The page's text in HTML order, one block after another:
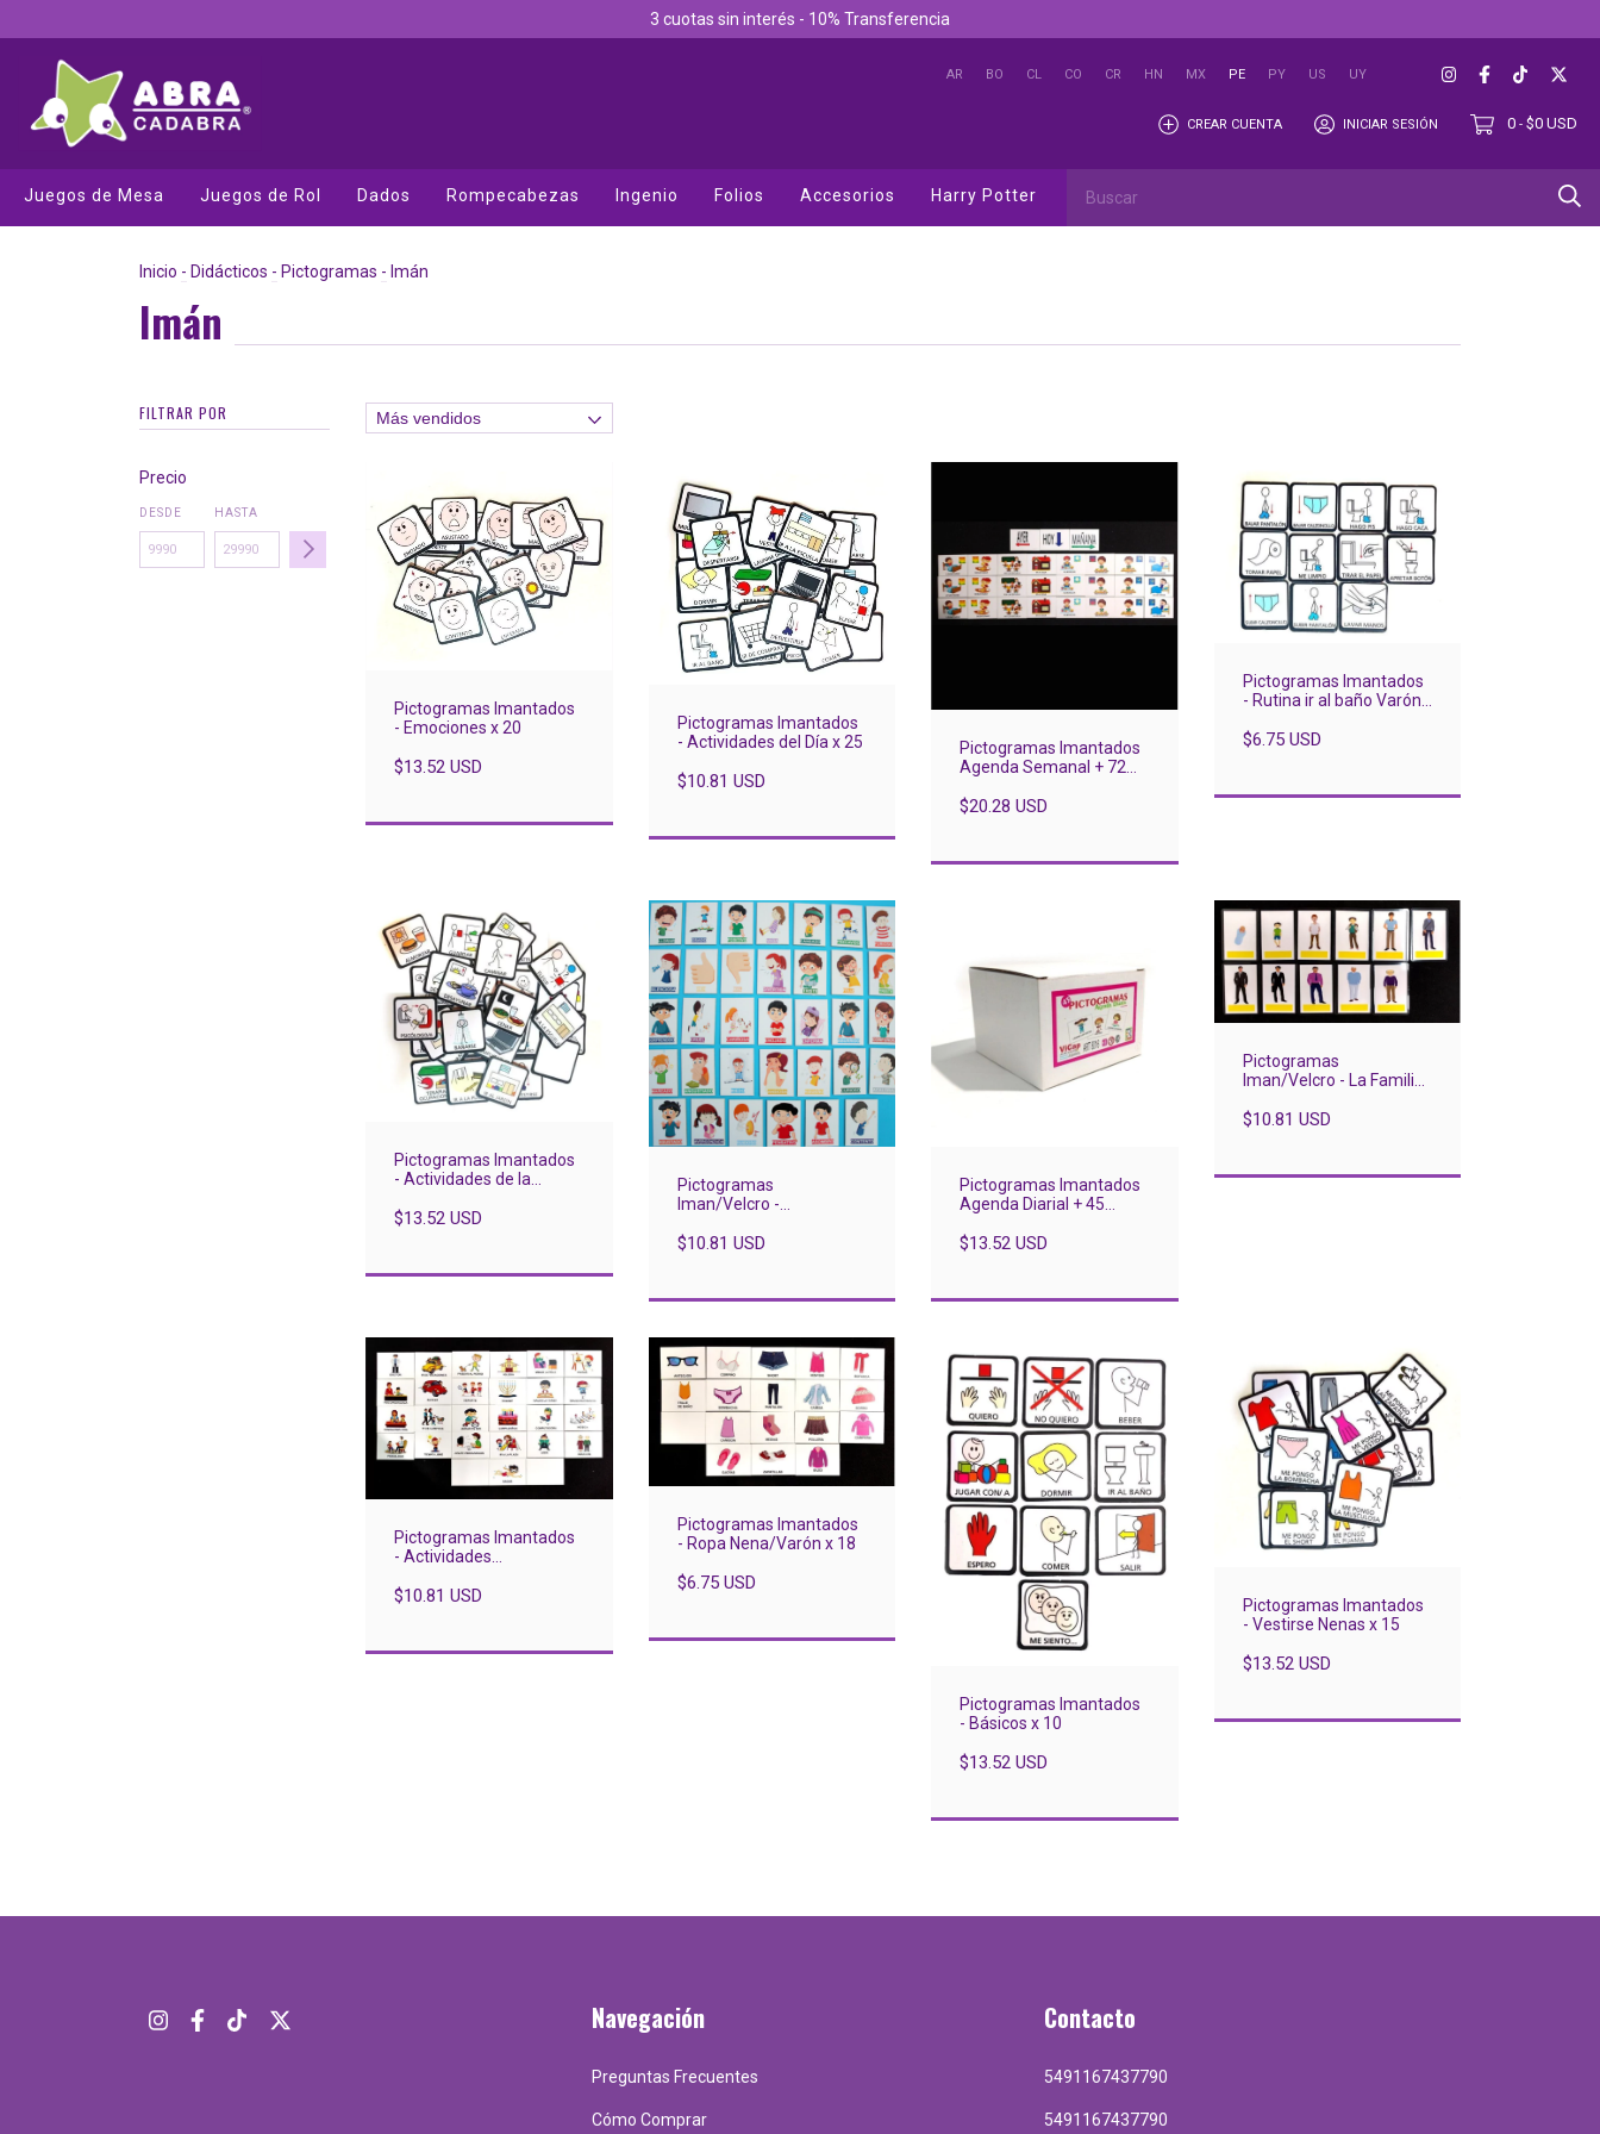
3 cuotas sin interés - 10% Transferencia
AR BO CL CO CR HN MX PE PY US UY
CREAR CUENTA INICIAR SESIÓN 0 - $0 USD
Juegos de Mesa Juegos de Rol Dados Rompecabezas Ingenio Folios Accesorios Harry Potter
Inicio - Didácticos - Pictogramas - Imán
Imán
FILTRAR POR
Precio
DESDE HASTA
Pictogramas Imantados
- Emociones x 20
$13.52 USD
Pictogramas Imantados
- Actividades del Día x 25
$10.81 USD
Pictogramas Imantados
Agenda Semanal + 72
$20.28 USD
Pictogramas Imantados
- Rutina ir al baño Varón
$6.75 USD
Pictogramas Imantados
- Actividades de la
$13.52 USD
Pictogramas
Iman/Velcro -
$10.81 USD
Pictogramas Imantados
Agenda Diarial + 45
$13.52 USD
Pictogramas
Iman/Velcro - La Familia
$10.81 USD
Pictogramas Imantados
- Actividades
$10.81 USD
Pictogramas Imantados
- Ropa Nena/Varón x 18
$6.75 USD
Pictogramas Imantados
- Básicos x 10
$13.52 USD
Pictogramas Imantados
- Vestirse Nenas x 15
$13.52 USD
Navegación
Preguntas Frecuentes
Cómo Comprar
Contacto
5491167437790
5491167437790